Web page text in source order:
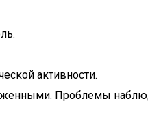
активности.
Проблемы